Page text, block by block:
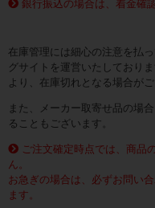
銀行振込の場合は、着金確
在庫管理には細心の注意を払
グサイトを運営いたしており
より、在庫切れとなる場合がご
また、メーカー取寄せ品の場
ることもございます。
ご注文確定時点では、商品
ん。
お急ぎの場合は、必ずお問い
ます。